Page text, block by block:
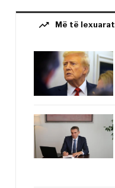
trending_up Më të lexuarat